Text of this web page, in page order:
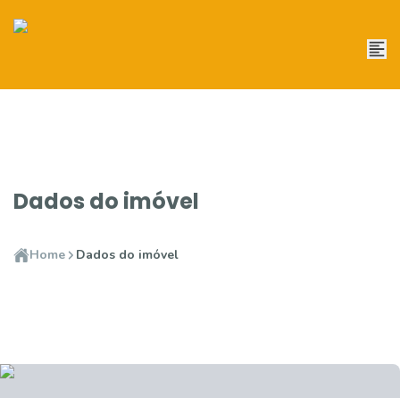
Dados do imóvel
Home Dados do imóvel